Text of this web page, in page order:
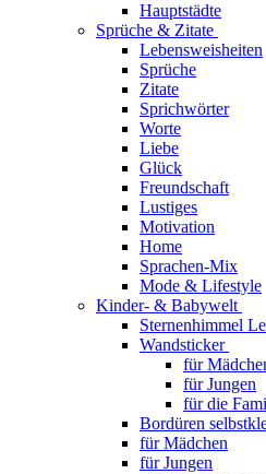
Hauptstädte
Sprüche & Zitate
Lebensweisheiten
Sprüche
Zitate
Sprichwörter
Worte
Liebe
Glück
Freundschaft
Lustiges
Motivation
Home
Sprachen-Mix
Mode & Lifestyle
Kinder- & Babywelt
Sternenhimmel
Wandsticker
für
für Jungen
für die
Bordüren
für Mädchen
für Jungen